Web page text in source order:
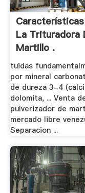
La Trituradora
Martillo .
tuidas
por mineral
de dureza 3-4
dolomita, ... Venta
pulverizador de
mercado libre
Separacion ...